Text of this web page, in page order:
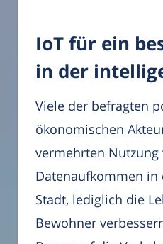
IoT für ein
in der
Viele der befragten
ökonomischen
vermehrten Nutzung
Datenaufkommen
Stadt, lediglich die
Bewohner